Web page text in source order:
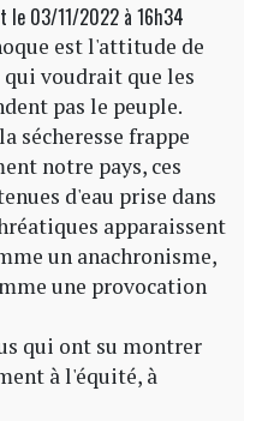
le 03/11/2022 à 16h34
est l'attitude de
voudrait que les
pas le peuple.
sécheresse frappe
notre pays, ces
d'eau prise dans
apparaissent
un anachronisme,
une provocation
qui ont su montrer
à l'équité, à